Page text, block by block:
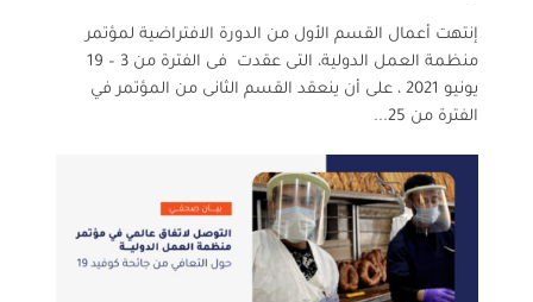
إنتهت أعمال القسم الأول من الدورة الافتراضية لمؤتمر
منظمة العمل الدولية، التى عقدت فى الفترة من 3 – 19
يونيو 2021 ، على أن ينعقد القسم الثانى من المؤتمر في
الفترة من 25...